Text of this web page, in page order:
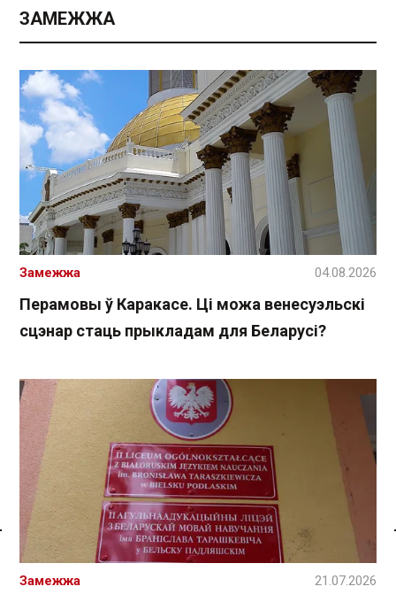
Спасылка без VPN
ЗАМЕЖЖА
Перамовы ў Каракасе. Ці можа венесуэльскі
сцэнар стаць прыкладам для Беларусі?
Замежжа 04.08.2026
Замежжа 21.07.2026